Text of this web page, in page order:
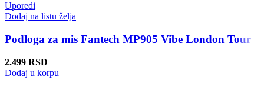
Uporedi
Dodaj na listu želja
Podloga za mis Fantech MP905 Vibe London Tour
2.499 RSD
Dodaj u korpu